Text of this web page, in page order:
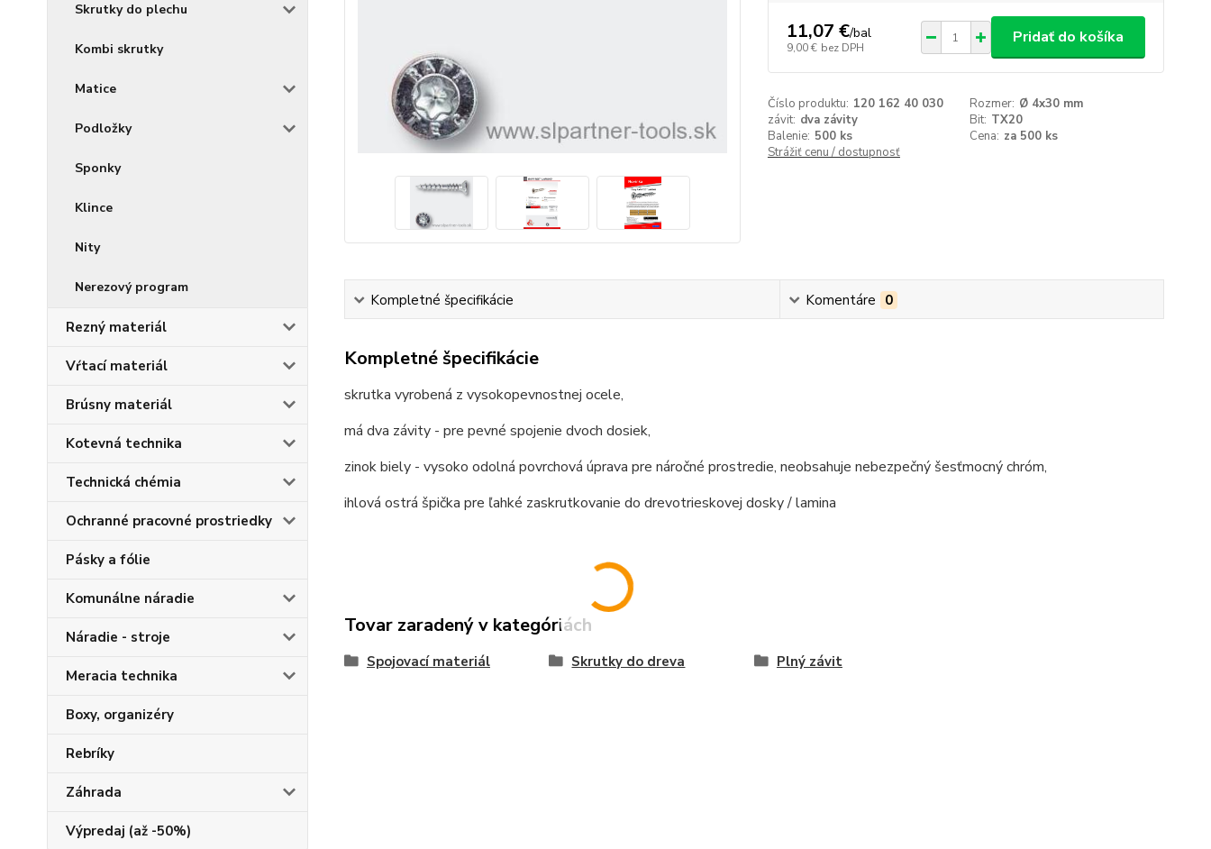
Skrutky do plechu
Kombi skrutky
Matice
Podložky
Sponky
Klince
Nity
Nerezový program
Rezný materiál
Vŕtací materiál
Brúsny materiál
Kotevná technika
Technická chémia
Ochranné pracovné prostriedky
Pásky a fólie
Komunálne náradie
Náradie - stroje
Meracia technika
Boxy, organizéry
Rebríky
Záhrada
Výpredaj (až -50%)
11,07 €/bal
9,00 € bez DPH
Pridať do košíka
Číslo produktu: 120 162 40 030 Rozmer: Ø 4x30 mm
závit: dva závity Bit: TX20
Balenie: 500 ks Cena: za 500 ks
Strážiť cenu / dostupnosť
Kompletné špecifikácie Komentáre 0
Kompletné špecifikácie
skrutka vyrobená z vysokopevnostnej ocele,
má dva závity - pre pevné spojenie dvoch dosiek,
zinok biely - vysoko odolná povrchová úprava pre náročné prostredie, neobsahuje nebezpečný šesťmocný chróm,
ihlová ostrá špička pre ľahké zaskrutkovanie do drevotrieskovej dosky / lamina
Tovar zaradený v kategóriách
Spojovací materiál Skrutky do dreva Plný závit